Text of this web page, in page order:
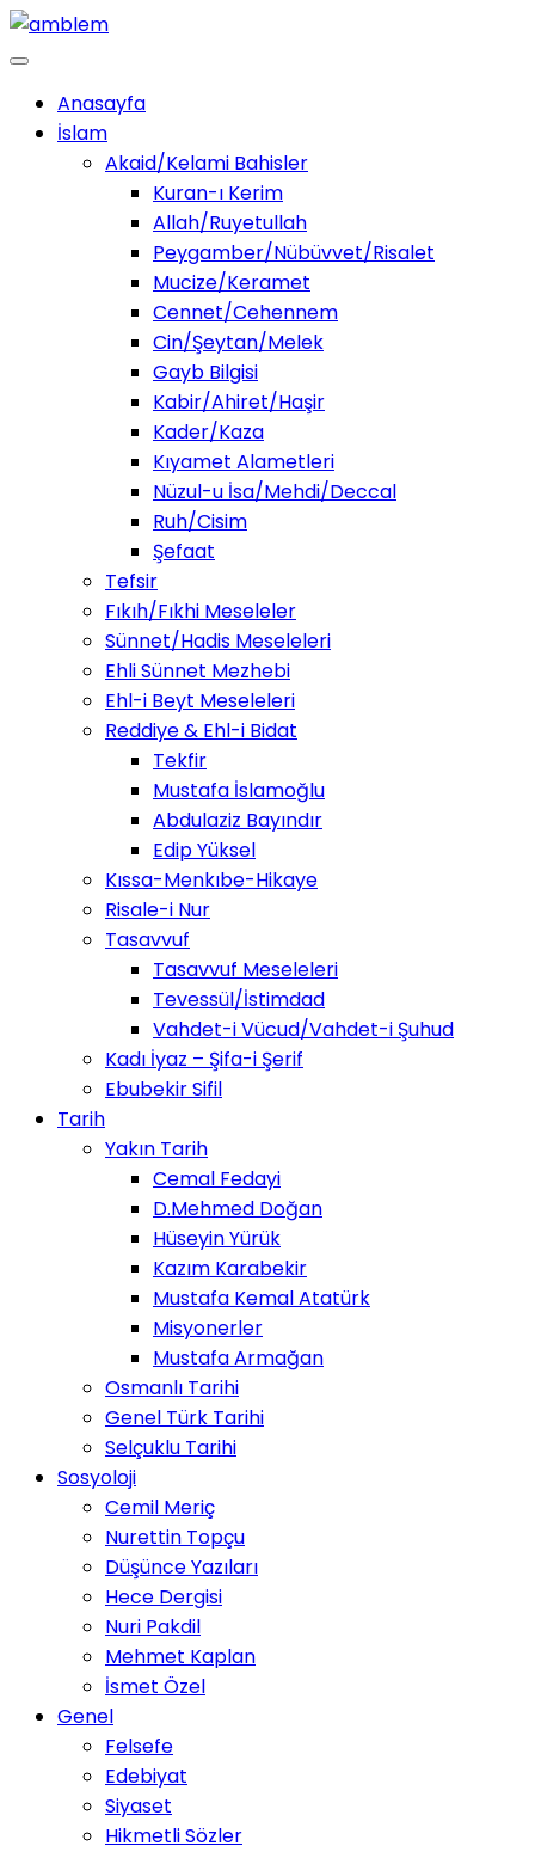
Anasayfa
İslam
Akaid/Kelami Bahisler
Kuran-ı Kerim
Allah/Ruyetullah
Peygamber/Nübüvvet/Risalet
Mucize/Keramet
Cennet/Cehennem
Cin/Şeytan/Melek
Gayb Bilgisi
Kabir/Ahiret/Haşir
Kader/Kaza
Kıyamet Alametleri
Nüzul-u İsa/Mehdi/Deccal
Ruh/Cisim
Şefaat
Tefsir
Fıkıh/Fıkhi Meseleler
Sünnet/Hadis Meseleleri
Ehli Sünnet Mezhebi
Ehl-i Beyt Meseleleri
Reddiye & Ehl-i Bidat
Tekfir
Mustafa İslamoğlu
Abdulaziz Bayındır
Edip Yüksel
Kıssa-Menkıbe-Hikaye
Risale-i Nur
Tasavvuf
Tasavvuf Meseleleri
Tevessül/İstimdad
Vahdet-i Vücud/Vahdet-i Şuhud
Kadı İyaz – Şifa-i Şerif
Ebubekir Sifil
Tarih
Yakın Tarih
Cemal Fedayi
D.Mehmed Doğan
Hüseyin Yürük
Kazım Karabekir
Mustafa Kemal Atatürk
Misyonerler
Mustafa Armağan
Osmanlı Tarihi
Genel Türk Tarihi
Selçuklu Tarihi
Sosyoloji
Cemil Meriç
Nurettin Topçu
Düşünce Yazıları
Hece Dergisi
Nuri Pakdil
Mehmet Kaplan
İsmet Özel
Genel
Felsefe
Edebiyat
Siyaset
Hikmetli Sözler